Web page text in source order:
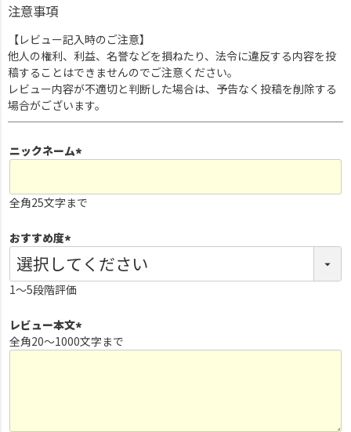
注意事項
【レビュー記入時のご注意】
他人の権利、利益、名誉などを損ねたり、法令に違反する内容を投
稿することはできませんのでご注意ください。
レビュー内容が不適切と判断した場合は、予告なく投稿を削除する
場合がございます。
ニックネーム
須
全角25文字まで
おすすめ度
(
必
須
1～5段階評価
レビュー本文
(
全角20～1000文字まで